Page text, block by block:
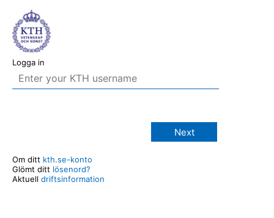
Logga in
Next
Om ditt kth.se-konto
Glömt ditt lösenord?
Aktuell driftsinformation